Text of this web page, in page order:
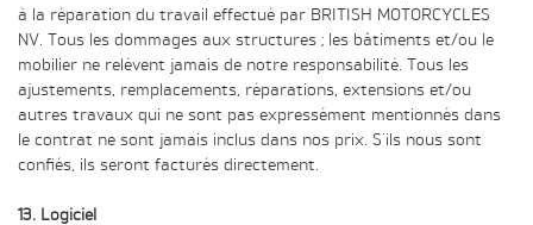
à la réparation du travail effectué par BRITISH MOTORCYCLES
NV. Tous les dommages aux structures ; les bâtiments et/ou le
mobilier ne relèvent jamais de notre responsabilité. Tous les
ajustements, remplacements, réparations, extensions et/ou
autres travaux qui ne sont pas expressément mentionnés dans
le contrat ne sont jamais inclus dans nos prix. S'ils nous sont
confiés, ils seront facturés directement.
13. Logiciel